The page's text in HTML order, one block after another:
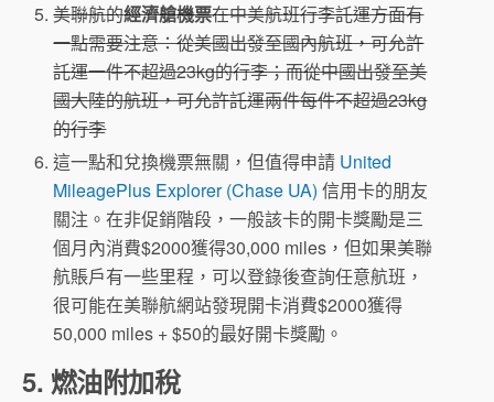
美聯航的經濟艙機票在中美航班行李託運方面有
一點需要注意：從美國出發至國內航班，可允許
託運一件不超過23kg的行李；而從中國出發至美
國大陸的航班，可允許託運兩件每件不超過23kg
的行李
這一點和兌換機票無關，但值得申請 United
MileagePlus Explorer (Chase UA) 信用卡的朋友
關注。在非促銷階段，一般該卡的開卡獎勵是三
個月內消費$2000獲得30,000 miles，但如果美聯
航賬戶有一些里程，可以登錄後查詢任意航班，
很可能在美聯航網站發現開卡消費$2000獲得
50,000 miles + $50的最好開卡獎勵。
5. 燃油附加稅